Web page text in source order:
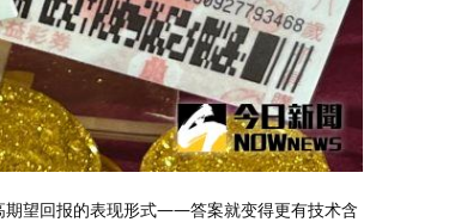
望回报的表现形式——答案就变得更有技术含